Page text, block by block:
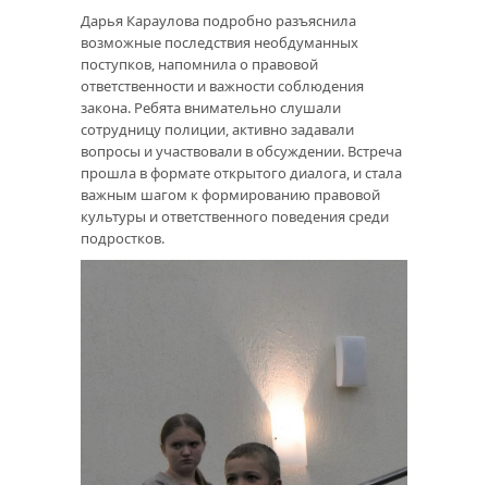
Дарья Караулова подробно разъяснила
возможные последствия необдуманных
поступков, напомнила о правовой
ответственности и важности соблюдения
закона. Ребята внимательно слушали
сотрудницу полиции, активно задавали
вопросы и участвовали в обсуждении. Встреча
прошла в формате открытого диалога, и стала
важным шагом к формированию правовой
культуры и ответственного поведения среди
подростков.